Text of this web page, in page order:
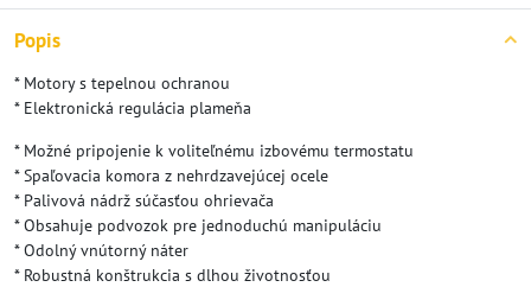
Popis
* Motory s tepelnou ochranou
* Elektronická regulácia plameňa
* Možné pripojenie k voliteľnému izbovému termostatu
* Spaľovacia komora z nehrdzavejúcej ocele
* Palivová nádrž súčasťou ohrievača
* Obsahuje podvozok pre jednoduchú manipuláciu
* Odolný vnútorný náter
* Robustná konštrukcia s dlhou životnosťou